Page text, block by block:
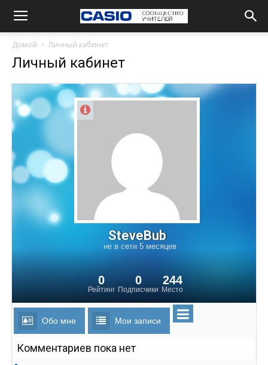
Домой Личный кабинет
Личный кабинет
SteveBub
не в сети 5 месяцев
Рейтинг
0
Подписчики
0
Место
244
Обо мне Мои записи
Комментариев пока нет
Комментарии
Чат